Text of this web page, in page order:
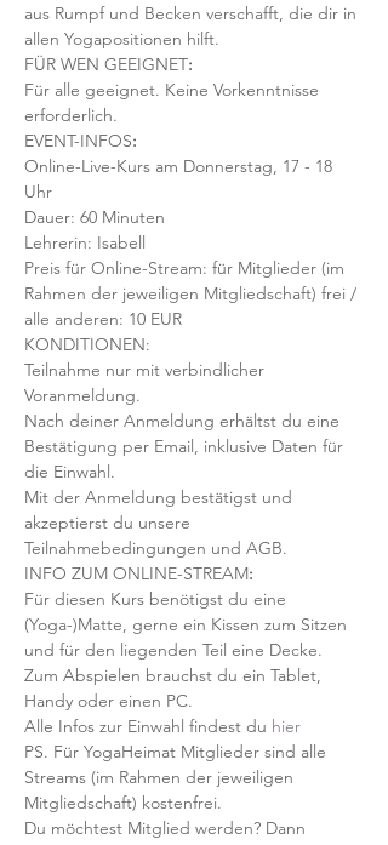
aus Rumpf und Becken verschafft, die dir in
allen Yogapositionen hilft.
FÜR WEN GEEIGNET:
Für alle geeignet. Keine Vorkenntnisse
erforderlich.
EVENT-INFOS:
Online-Live-Kurs am Donnerstag, 17 - 18
Uhr
Dauer: 60 Minuten
Lehrerin: Isabell
Preis für Online-Stream: für Mitglieder (im
Rahmen der jeweiligen Mitgliedschaft) frei /
alle anderen: 10 EUR
KONDITIONEN:
Teilnahme nur mit verbindlicher
Voranmeldung.
Nach deiner Anmeldung erhältst du eine
Bestätigung per Email, inklusive Daten für
die Einwahl.
Mit der Anmeldung bestätigst und
akzeptierst du unsere
Teilnahmebedingungen und AGB.
INFO ZUM ONLINE-STREAM:
Für diesen Kurs benötigst du eine
(Yoga-)Matte, gerne ein Kissen zum Sitzen
und für den liegenden Teil eine Decke.
Zum Abspielen brauchst du ein Tablet,
Handy oder einen PC.
Alle Infos zur Einwahl findest du hier
PS. Für YogaHeimat Mitglieder sind alle
Streams (im Rahmen der jeweiligen
Mitgliedschaft) kostenfrei.
Du möchtest Mitglied werden? Dann